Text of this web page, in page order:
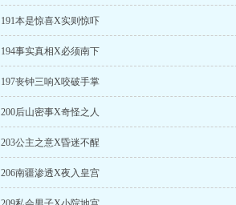
191本是惊喜X实则惊吓
194事实真相X必须南下
197丧钟三响X咬破手掌
200后山密事X奇怪之人
203公主之意X昏迷不醒
206南疆渗透X夜入皇宫